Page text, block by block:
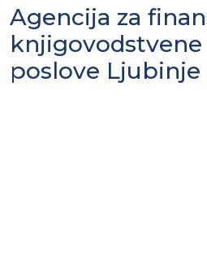
Agencija za
poslove Ljubinje